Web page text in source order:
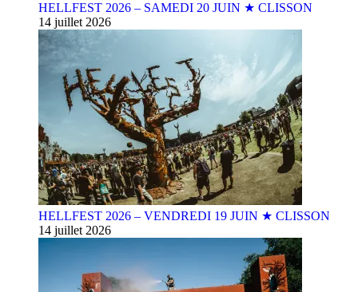
HELLFEST 2026 – SAMEDI 20 JUIN ★ CLISSON
14 juillet 2026
HELLFEST 2026 – VENDREDI 19 JUIN ★ CLISSON
14 juillet 2026